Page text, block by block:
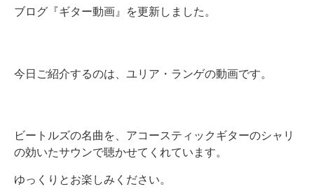
ブログ『ギター動画』を更新しました。
今日ご紹介するのは、ユリア・ランゲの動画です。
ビートルズの名曲を、アコースティックギターのシャリ
の効いたサウンで聴かせてくれています。
ゆっくりとお楽しみください。